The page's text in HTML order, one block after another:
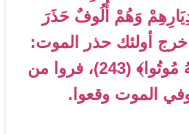
وَهُمْ أُلُوفٌ حَذَرَ
خرج أولئك حذر الموت:
﴿فَقَالَ لَهُمُ اللَّهُ مُوتُوا﴾ (243)، فروا من
الموت وقعوا.